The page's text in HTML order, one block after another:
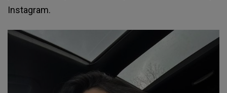
Instagram.